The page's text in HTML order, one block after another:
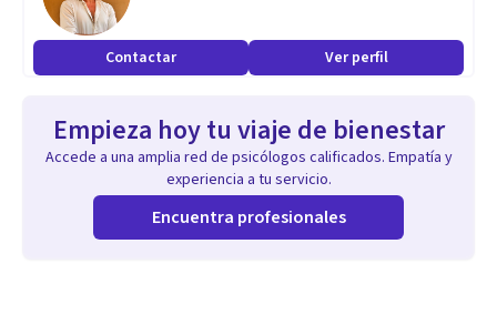
Contactar Ver perfil
Empieza hoy tu viaje de bienestar
Accede a una amplia red de psicólogos calificados. Empatía y
experiencia a tu servicio.
Encuentra profesionales